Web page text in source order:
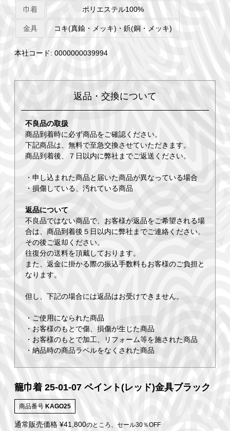
巾着 ポリエステル100%
金具 コキ(真鍮・メッキ)・鋲(銅・メッキ)
本社コード: 0000000039994
返品・交換について
不良品の取扱
商品到着時に必ず商品をご確認ください。
下記商品は、無料で至急交換させていただきます。
商品到着後、７日以内に弊社までご返送ください。
・申し込まれた商品と届いた商品が異なっている場合
・損傷している、汚れている商品
返品について
不良品ではない商品で、お客様が返品をご希望される場
合は、商品到着後５日以内に弊社までご連絡ください。
その後ご返却ください。
往復分の送料を頂戴しております。
また、返金に掛かる際の振込手数料もお客様のご負担と
なります。
但し、下記の場合には返品はお受けできません。
・ご使用になられた商品
・お客様のもとで傷、損傷が生じた商品
・お客様のもとで加工、リフォーム等を施された商品
・納品時の商品ラベルをなくされた商品
籠巾着 25-01-07 ペイント(レッド)金具ブラック
商品番号 KAGO25
通常販売価格 ¥41,800のところ、セール30％OFF